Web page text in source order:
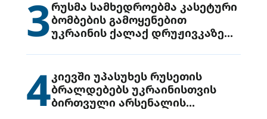
3რუსმა სამხედროებმა კასეტური
ბომბების გამოყენებით
უკრაინის ქალაქ დრუჟივკაზე
4კიევში უპასუხეს რუსეთის
ბრალდებებს უკრაინისთვის
ბირთვული არსენალის